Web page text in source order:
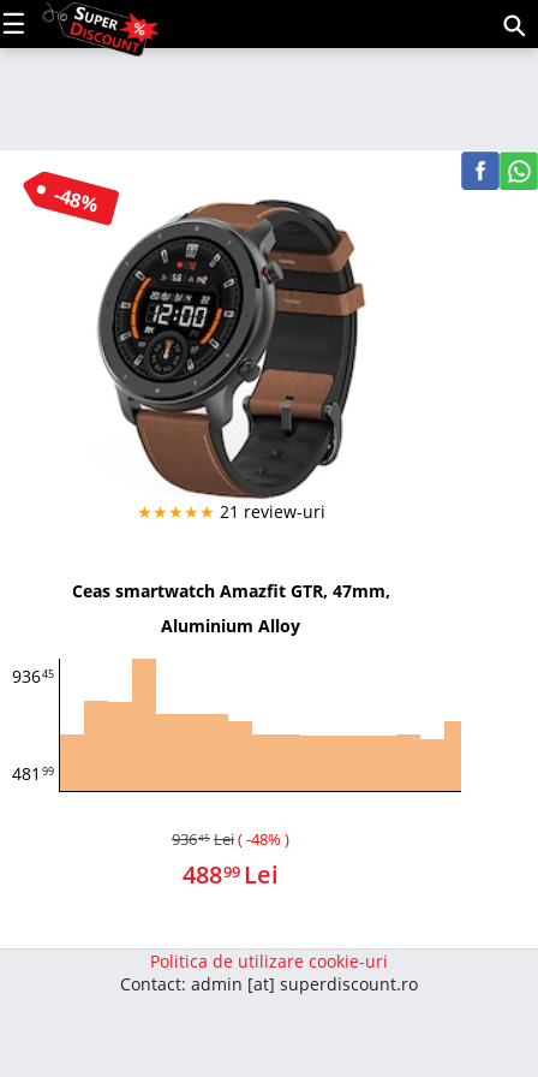
-48%
★★★★★ 21 review-uri
Ceas smartwatch Amazfit GTR, 47mm,
Aluminium Alloy
93645
481 99
93645 Lei( -48% )
48899 Lei
Politica de utilizare cookie-uri
Contact: admin [at] superdiscount.ro